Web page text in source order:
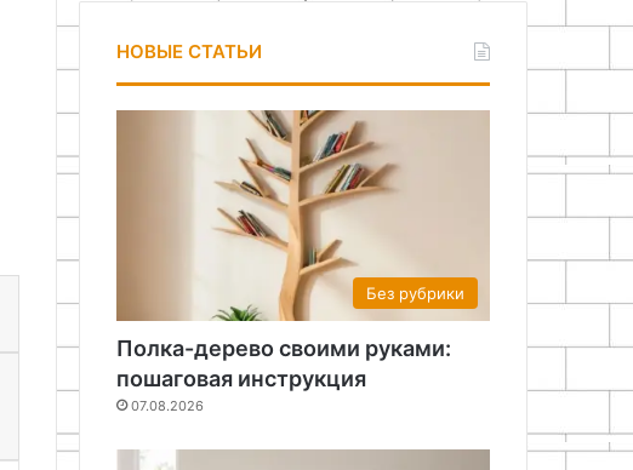
НОВЫЕ СТАТЬИ
Без рубрики
Полка-дерево своими руками:
пошаговая инструкция
07.08.2026